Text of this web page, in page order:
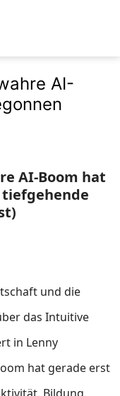
AI-
AI-Boom hat
und die
das Intuitive
in Lenny
hat gerade erst